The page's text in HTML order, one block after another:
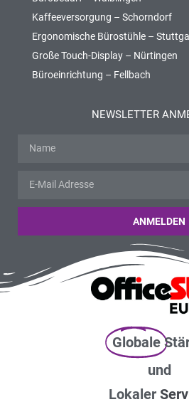
Kaffeeversorgung – Schorndorf
Ergonomische Bürostühle –
Große Touch-Display – Nürtingen
Büroeinrichtung – Fellbach
NEWSLETTER
ANMELDEN
Globale
und
Lokaler